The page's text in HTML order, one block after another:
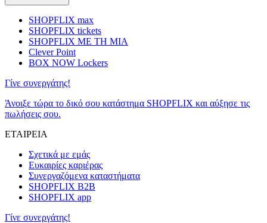
SHOPFLIX max
SHOPFLIX tickets
SHOPFLIX ΜΕ ΤΗ ΜΙΑ
Clever Point
BOX NOW Lockers
Γίνε συνεργάτης!
Άνοιξε τώρα το δικό σου κατάστημα SHOPFLIX και αύξησε τις
πωλήσεις σου.
ΕΤΑΙΡΕΙΑ
Σχετικά με εμάς
Ευκαιρίες καριέρας
Συνεργαζόμενα καταστήματα
SHOPFLIX B2B
SHOPFLIX app
Γίνε συνεργάτης!